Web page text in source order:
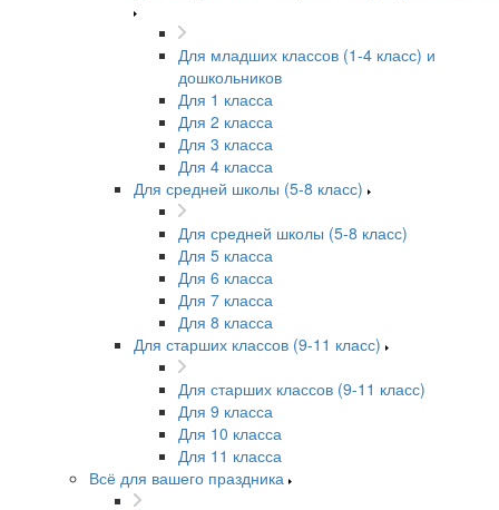
Для младших классов (1-4 класс) и
дошкольников
Для 1 класса
Для 2 класса
Для 3 класса
Для 4 класса
Для средней школы (5-8 класс)
Для средней школы (5-8 класс)
Для 5 класса
Для 6 класса
Для 7 класса
Для 8 класса
Для старших классов (9-11 класс)
Для старших классов (9-11 класс)
Для 9 класса
Для 10 класса
Для 11 класса
Всё для вашего праздника